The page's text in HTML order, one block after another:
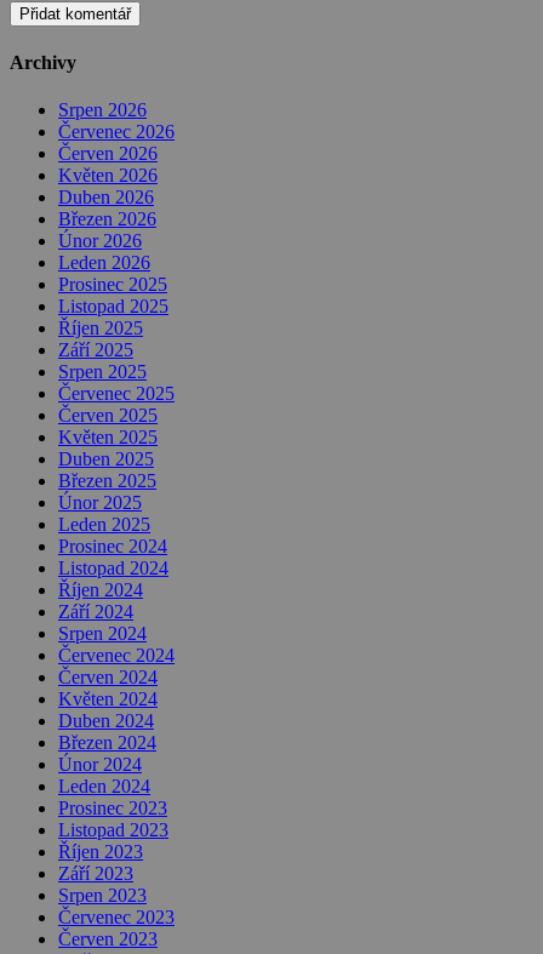
Archivy
Srpen 2026
Červenec 2026
Červen 2026
Květen 2026
Duben 2026
Březen 2026
Únor 2026
Leden 2026
Prosinec 2025
Listopad 2025
Říjen 2025
Září 2025
Srpen 2025
Červenec 2025
Červen 2025
Květen 2025
Duben 2025
Březen 2025
Únor 2025
Leden 2025
Prosinec 2024
Listopad 2024
Říjen 2024
Září 2024
Srpen 2024
Červenec 2024
Červen 2024
Květen 2024
Duben 2024
Březen 2024
Únor 2024
Leden 2024
Prosinec 2023
Listopad 2023
Říjen 2023
Září 2023
Srpen 2023
Červenec 2023
Červen 2023